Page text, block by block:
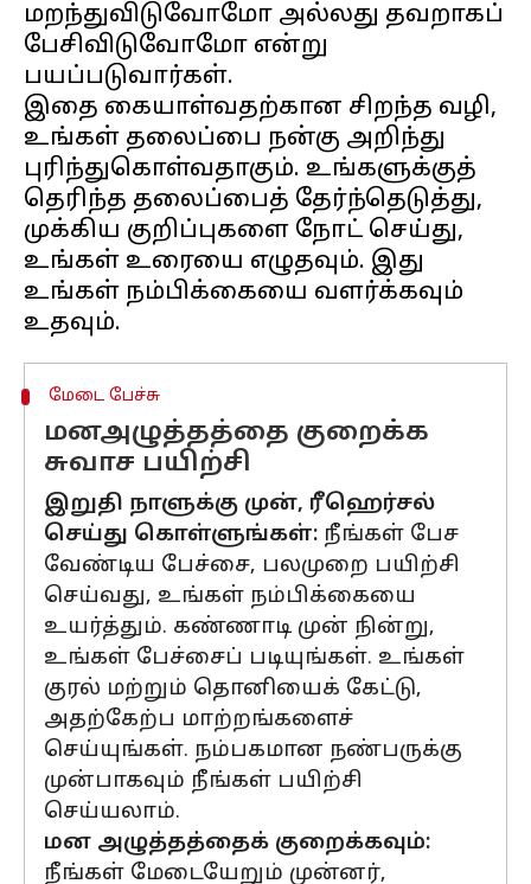
மறந்துவிடுவோமோ அல்லது தவறாகப்
பேசிவிடுவோமோ என்று
பயப்படுவார்கள்.
இதை கையாள்வதற்கான சிறந்த வழி,
உங்கள் தலைப்பை நன்கு அறிந்து
புரிந்துகொள்வதாகும். உங்களுக்குத்
தெரிந்த தலைப்பைத் தேர்ந்தெடுத்து,
முக்கிய குறிப்புகளை நோட் செய்து,
உங்கள் உரையை எழுதவும். இது
உங்கள் நம்பிக்கையை வளர்க்கவும்
மேடை பேச்சு
மனஅழுத்தத்தை குறைக்க
சுவாச பயிற்சி
இறுதி நாளுக்கு முன், ரீஹெர்சல்
செய்து கொள்ளுங்கள்: நீங்கள் பேச
வேண்டிய பேச்சை, பலமுறை பயிற்சி
செய்வது, உங்கள் நம்பிக்கையை
உயர்த்தும். கண்ணாடி முன் நின்று,
உங்கள் பேச்சைப் படியுங்கள். உங்கள்
குரல் மற்றும் தொனியைக் கேட்டு,
அதற்கேற்ப மாற்றங்களைச்
செய்யுங்கள். நம்பகமான நண்பருக்கு
முன்பாகவும் நீங்கள் பயிற்சி
செய்யலாம்.
மன அழுத்தத்தைக் குறைக்கவும்:
நீங்கள் மேடையேறும் முன்னர்,